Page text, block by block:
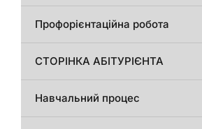
Профорієнтаційна робота
СТОРІНКА АБІТУРІЄНТА
Навчальний процес